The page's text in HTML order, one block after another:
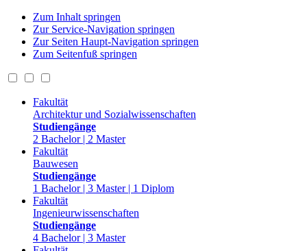
Zum Inhalt springen
Zur Service-Navigation springen
Zur Seiten Haupt-Navigation springen
Zum Seitenfuß springen
Fakultät
Architektur und Sozialwissenschaften
Studiengänge
2 Bachelor | 2 Master
Fakultät
Bauwesen
Studiengänge
1 Bachelor | 3 Master | 1 Diplom
Fakultät
Ingenieurwissenschaften
Studiengänge
4 Bachelor | 3 Master